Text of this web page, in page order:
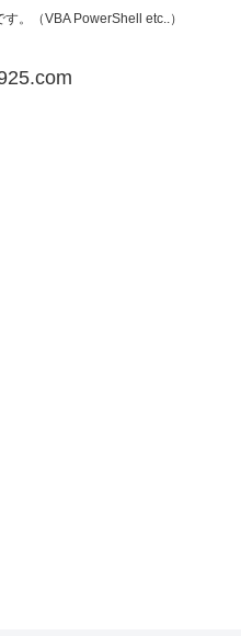
。（VBA PowerShell etc..）